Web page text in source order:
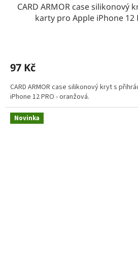
CARD ARMOR case silikonový
karty pro Apple iPhone 12
97 Kč
CARD ARMOR case silikonový kryt s
iPhone 12 PRO - oranžová.
Novinka